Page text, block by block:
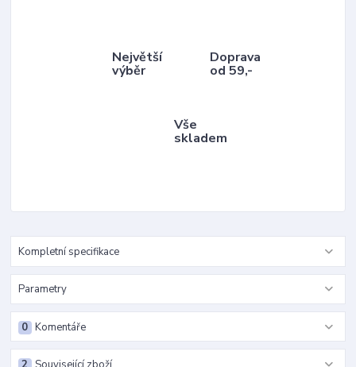
Největší
výběr
Doprava
od 59,-
Vše
skladem
Kompletní specifikace
Parametry
Komentáře
0